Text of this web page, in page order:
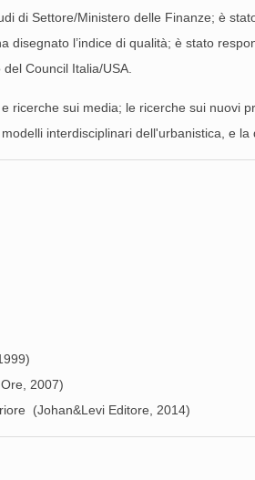
di Settore/Ministero delle Finanze; è
disegnato l’indice di qualità; è stato
Council Italia/USA.
ricerche sui media; le ricerche sui nuovi
interdisciplinari dell'urbanistica, e
2007)
(Johan&Levi Editore, 2014)